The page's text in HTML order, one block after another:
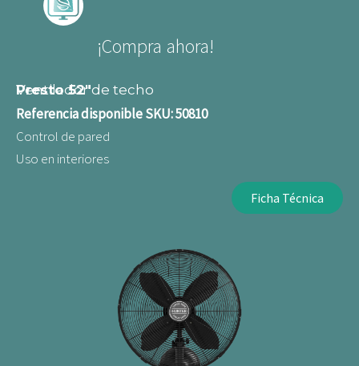
¡Compra ahora!
Ventilador de techo
Presto 52"
Referencia disponibleSKU: 50810
Control de pared
Uso en interiores
Ficha Técnica